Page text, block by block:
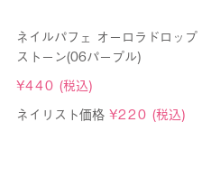
ネイルパフェ オーロラドロップ
ストーン(06パープル)
¥440 (税込)
ネイリスト価格 ¥220 (税込)